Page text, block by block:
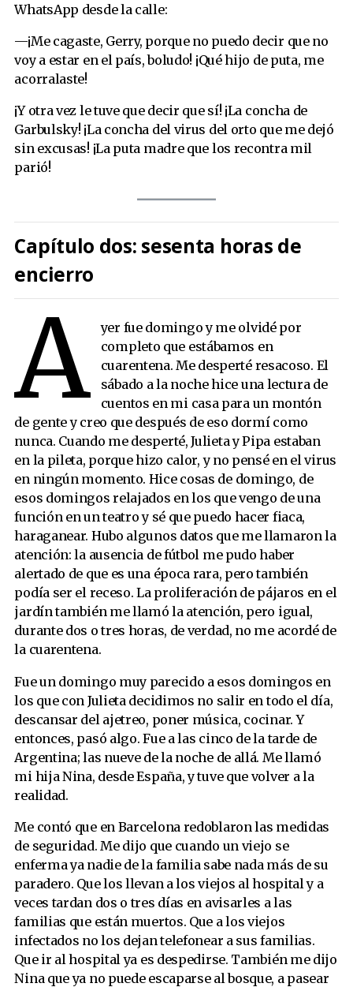
WhatsApp desde la calle:
—¡Me cagaste, Gerry, porque no puedo decir que no
voy a estar en el país, boludo! ¡Qué hijo de puta, me
acorralaste!
¡Y otra vez le tuve que decir que sí! ¡La concha de
Garbulsky! ¡La concha del virus del orto que me dejó
sin excusas! ¡La puta madre que los recontra mil
parió!
Capítulo dos: sesenta horas de
encierro
A
yer fue domingo y me olvidé por
completo que estábamos en
cuarentena. Me desperté resacoso. El
sábado a la noche hice una lectura de
cuentos en mi casa para un montón
de gente y creo que después de eso dormí como
nunca. Cuando me desperté, Julieta y Pipa estaban
en la pileta, porque hizo calor, y no pensé en el virus
en ningún momento. Hice cosas de domingo, de
esos domingos relajados en los que vengo de una
función en un teatro y sé que puedo hacer fiaca,
haraganear. Hubo algunos datos que me llamaron la
atención: la ausencia de fútbol me pudo haber
alertado de que es una época rara, pero también
podía ser el receso. La proliferación de pájaros en el
jardín también me llamó la atención, pero igual,
durante dos o tres horas, de verdad, no me acordé de
la cuarentena.
Fue un domingo muy parecido a esos domingos en
los que con Julieta decidimos no salir en todo el día,
descansar del ajetreo, poner música, cocinar. Y
entonces, pasó algo. Fue a las cinco de la tarde de
Argentina; las nueve de la noche de allá. Me llamó
mi hija Nina, desde España, y tuve que volver a la
realidad.
Me contó que en Barcelona redoblaron las medidas
de seguridad. Me dijo que cuando un viejo se
enferma ya nadie de la familia sabe nada más de su
paradero. Que los llevan a los viejos al hospital y a
veces tardan dos o tres días en avisarles a las
familias que están muertos. Que a los viejos
infectados no los dejan telefonear a sus familias.
Que ir al hospital ya es despedirse. También me dijo
Nina que ya no puede escaparse al bosque, a pasear